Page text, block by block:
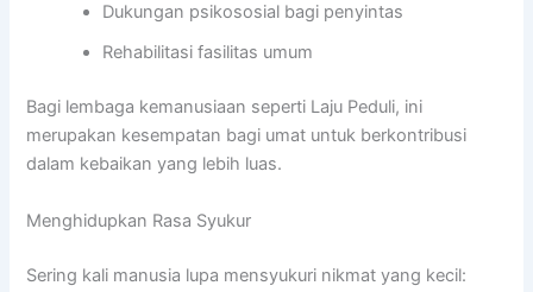
Dukungan psikososial bagi penyintas
Rehabilitasi fasilitas umum
Bagi lembaga kemanusiaan seperti Laju Peduli, ini
merupakan kesempatan bagi umat untuk berkontribusi
dalam kebaikan yang lebih luas.
Menghidupkan Rasa Syukur
Sering kali manusia lupa mensyukuri nikmat yang kecil: